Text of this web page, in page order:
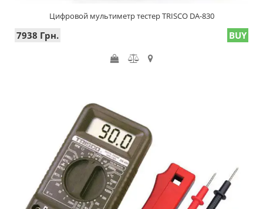
Цифровой мультиметр тестер TRISCO DA-830
7938 Грн. BUY